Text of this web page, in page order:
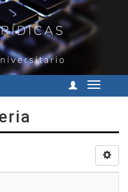
Cambiar